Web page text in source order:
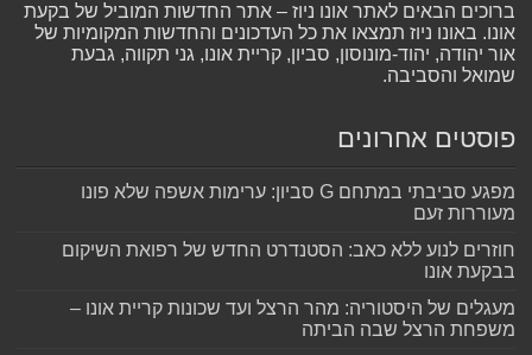
ברוכים הבאים לאתר אונו ניוז – אתר החדשות המוביל של בקעת
אונו. באונו ניוז תמצאו את כל העדכונים והחדשות המקומיות של
אור יהודה, יהוד-מונוסון, סביון, קריית אונו, גני תקווה, גבעת
שמואל והסביבה.
פוסטים אחרונים
מפגע סביבתי במתחם G סביון: ערימות אשפה שלא פונו
מעוררות זעם
חוזרים לנוע ללא כאב: הסטנדרט החדש של רפואת השיקום
בבקעת אונו
מעגלים של היסטוריה: מהר הרצל ועד שכונות קריית אונו –
משפחת הרצל שבה הביתה